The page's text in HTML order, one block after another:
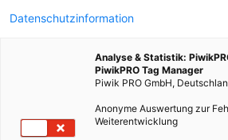
Datenschutzinformation
Analyse & Statistik:
PiwikPRO Tag Manager
Piwik PRO GmbH,
Anonyme Auswertung zur
Weiterentwicklung